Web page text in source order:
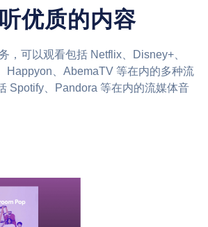
优质的内容
，可以观看包括 Netflix、Disney+、
Happyon、AbemaTV 等在内的多种流
Spotify、Pandora 等在内的流媒体音